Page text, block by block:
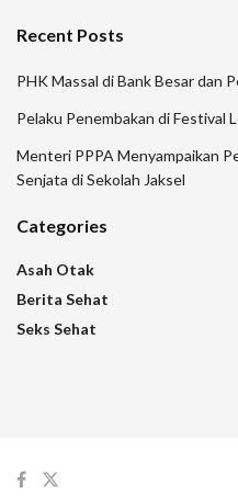
Recent Posts
PHK Massal di Bank Besar dan
Pelaku Penembakan di Festival
Menteri PPPA Menyampaikan
Senjata di Sekolah Jaksel
Categories
Asah Otak
Berita Sehat
Seks Sehat